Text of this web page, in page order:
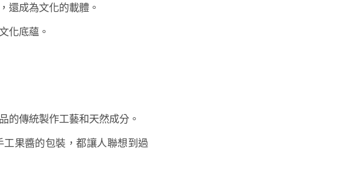
還成為文化的載體。
化底蘊。
的傳統製作工藝和天然成分。
果醬的包裝，都讓人聯想到過